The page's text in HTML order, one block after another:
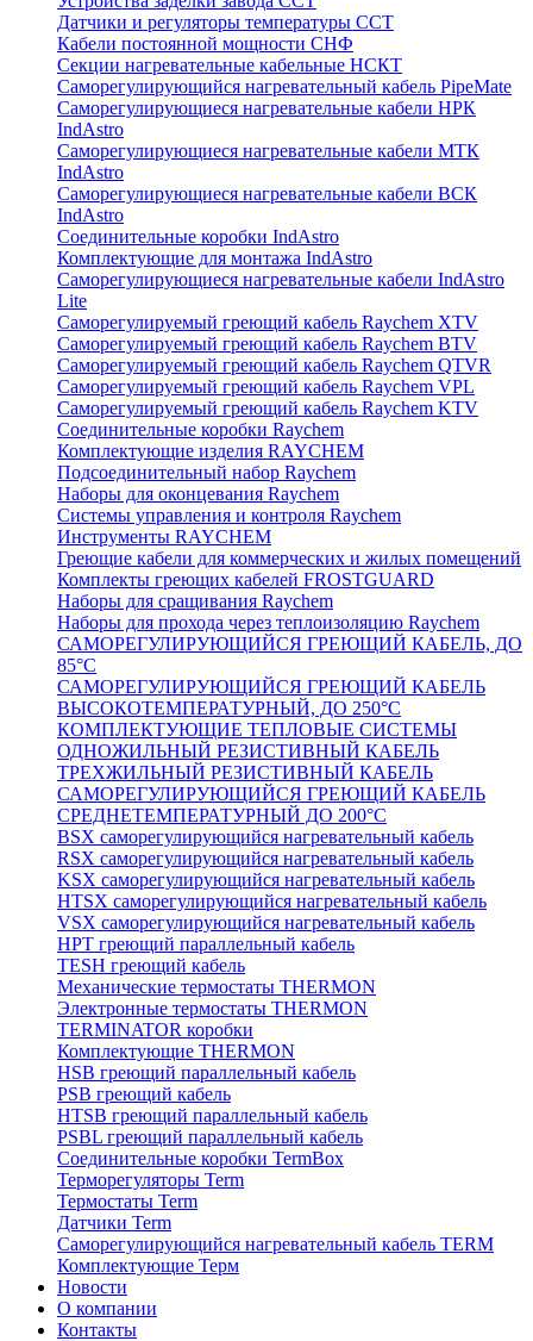
Датчики и регуляторы температуры ССТ
Кабели постоянной мощности СНФ
Секции нагревательные кабельные НСКТ
Саморегулирующийся нагревательный кабель PipeMate
Саморегулирующиеся нагревательные кабели НРК
IndAstro
Саморегулирующиеся нагревательные кабели МТК
IndAstro
Саморегулирующиеся нагревательные кабели ВСК
IndAstro
Соединительные коробки IndAstro
Комплектующие для монтажа IndAstro
Саморегулирующиеся нагревательные кабели IndAstro
Lite
Саморегулируемый греющий кабель Raychem XTV
Саморегулируемый греющий кабель Raychem BTV
Саморегулируемый греющий кабель Raychem QTVR
Саморегулируемый греющий кабель Raychem VPL
Саморегулируемый греющий кабель Raychem KTV
Соединительные коробки Raychem
Комплектующие изделия RAYCHEM
Подсоединительный набор Raychem
Наборы для оконцевания Raychem
Системы управления и контроля Raychem
Инструменты RAYCHEM
Греющие кабели для коммерческих и жилых помещений
Комплекты греющих кабелей FROSTGUARD
Наборы для сращивания Raychem
Наборы для прохода через теплоизоляцию Raychem
САМОРЕГУЛИРУЮЩИЙСЯ ГРЕЮЩИЙ КАБЕЛЬ, ДО
85°С
САМОРЕГУЛИРУЮЩИЙСЯ ГРЕЮЩИЙ КАБЕЛЬ
ВЫСОКОТЕМПЕРАТУРНЫЙ, ДО 250°С
КОМПЛЕКТУЮЩИЕ ТЕПЛОВЫЕ СИСТЕМЫ
ОДНОЖИЛЬНЫЙ РЕЗИСТИВНЫЙ КАБЕЛЬ
ТРЕХЖИЛЬНЫЙ РЕЗИСТИВНЫЙ КАБЕЛЬ
САМОРЕГУЛИРУЮЩИЙСЯ ГРЕЮЩИЙ КАБЕЛЬ
СРЕДНЕТЕМПЕРАТУРНЫЙ ДО 200°С
BSX саморегулирующийся нагревательный кабель
RSX саморегулирующийся нагревательный кабель
KSX саморегулирующийся нагревательный кабель
HTSX саморегулирующийся нагревательный кабель
VSX саморегулирующийся нагревательный кабель
НРТ греющий параллельный кабель
TESH греющий кабель
Механические термостаты THERMON
Электронные термостаты THERMON
TERMINATOR коробки
Комплектующие THERMON
HSB греющий параллельный кабель
PSB греющий кабель
HTSB греющий параллельный кабель
PSBL греющий параллельный кабель
Соединительные коробки TermBox
Терморегуляторы Term
Термостаты Term
Датчики Term
Саморегулирующийся нагревательный кабель TERM
Комплектующие Терм
Новости
О компании
Контакты